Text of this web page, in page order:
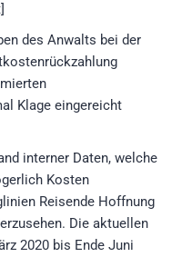
des Anwalts bei der
Klage eingereicht
interner Daten, welche
Kosten
Reisende Hoffnung
Die aktuellen
2020 bis Ende Juni